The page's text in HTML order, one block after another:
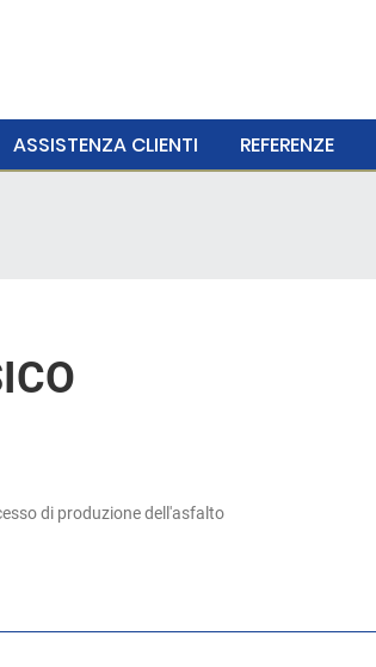
ASSISTENZA CLIENTI REFERENZE
di produzione dell'asfalto